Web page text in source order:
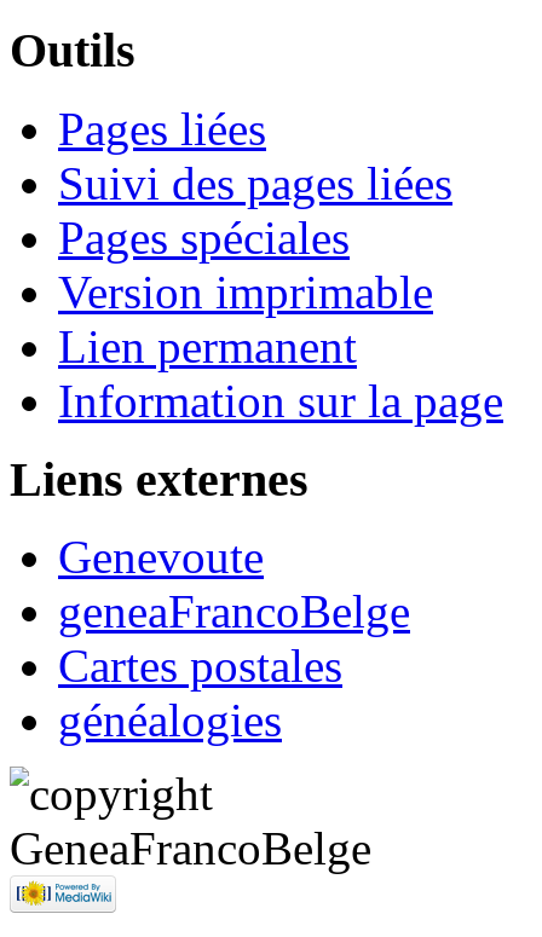
Outils
Pages liées
Suivi des pages liées
Pages spéciales
Version imprimable
Lien permanent
Information sur la page
Liens externes
Genevoute
geneaFrancoBelge
Cartes postales
généalogies